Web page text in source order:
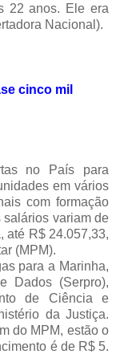
22 anos. Ele era
Nacional).
cinco mil
no País para
em vários
com formação
salários variam de
até R$ 24.057,33,
(MPM).
para a Marinha,
Dados (Serpro),
de Ciência e
da Justiça.
do MPM, estão o
é de R$ 5.